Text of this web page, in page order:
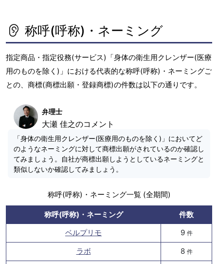
称呼(呼称)・ネーミング
指定商品・指定役務(サービス)「身体の衛生用クレンザー(医療
用のものを除く)」における代表的な称呼(呼称)・ネーミングご
との、商標(商標出願・登録商標)の件数は以下の通りです。
弁理士
大瀬 佳之のコメント
「身体の衛生用クレンザー(医療用のものを除く)」においてど
のようなネーミングに対して商標出願がされているのか確認し
てみましょう。自社が商標出願しようとしているネーミングと
類似しないか確認してみましょう。
称呼(呼称)・ネーミング一覧 (全期間)
称呼(呼称)・ネーミング
件数
ベルプリモ
9 件
ラボ 8 件